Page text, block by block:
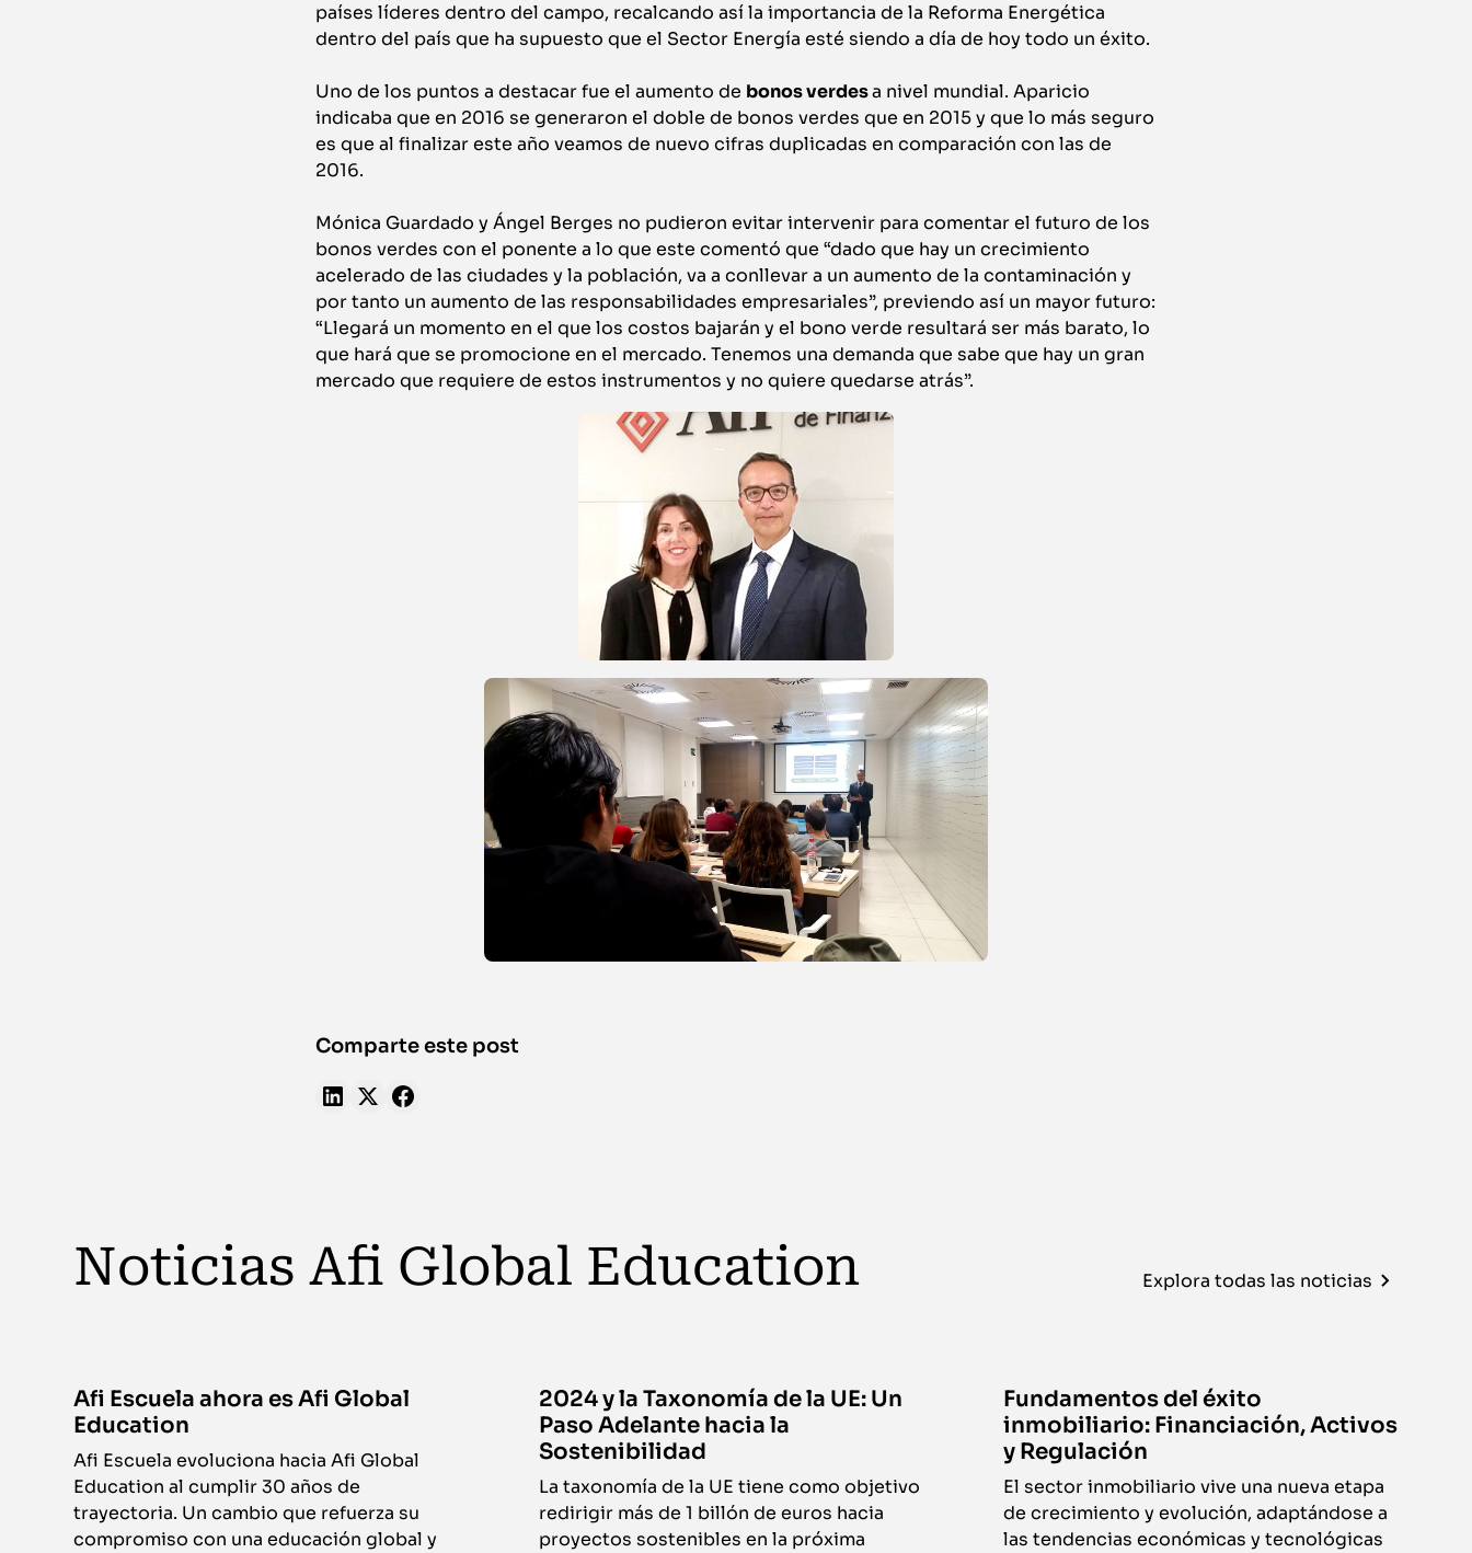
países líderes dentro del campo, recalcando así la importancia de la Reforma Energética
dentro del país que ha supuesto que el Sector Energía esté siendo a día de hoy todo un éxito.
Uno de los puntos a destacar fue el aumento de bonos verdesa nivel mundial. Aparicio
indicaba que en 2016 se generaron el doble de bonos verdes que en 2015 y que lo más seguro
es que al finalizar este año veamos de nuevo cifras duplicadas en comparación con las de
2016.
Mónica Guardado y Ángel Berges no pudieron evitar intervenir para comentar el futuro de los
bonos verdes con el ponente a lo que este comentó que “dado que hay un crecimiento
acelerado de las ciudades y la población, va a conllevar a un aumento de la contaminación y
por tanto un aumento de las responsabilidades empresariales”, previendo así un mayor futuro:
“Llegará un momento en el que los costos bajarán y el bono verde resultará ser más barato, lo
que hará que se promocione en el mercado. Tenemos una demanda que sabe que hay un gran
mercado que requiere de estos instrumentos y no quiere quedarse atrás”.
Comparte este post
Noticias Afi Global Education Explora todas las noticias
Afi Escuela ahora es Afi Global
Education
Afi Escuela evoluciona hacia Afi Global
Education al cumplir 30 años de
trayectoria. Un cambio que refuerza su
compromiso con una educación global y
2024 y la Taxonomía de la UE: Un
Paso Adelante hacia la
Sostenibilidad
La taxonomía de la UE tiene como objetivo
redirigir más de 1 billón de euros hacia
proyectos sostenibles en la próxima
Fundamentos del éxito
inmobiliario: Financiación, Activos
y Regulación
El sector inmobiliario vive una nueva etapa
de crecimiento y evolución, adaptándose a
las tendencias económicas y tecnológicas